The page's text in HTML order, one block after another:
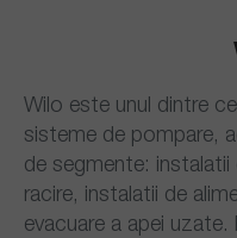
Wilo este unul dintre
sisteme de pompare,
de segmente:
racire, instalatii de
evacuare a apei